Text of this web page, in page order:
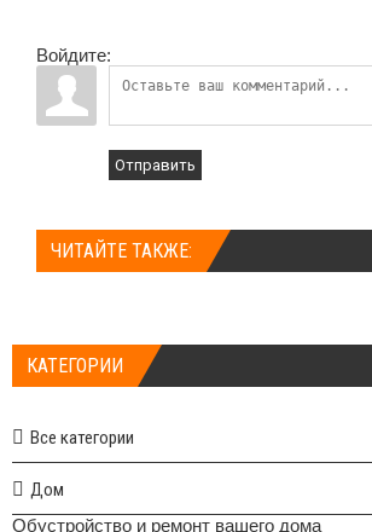
Войдите:
Отправить
ЧИТАЙТЕ ТАКЖЕ:
КАТЕГОРИИ
Все категории
Дом
Обустройство и ремонт вашего дома